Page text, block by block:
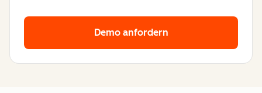
Demo anfordern